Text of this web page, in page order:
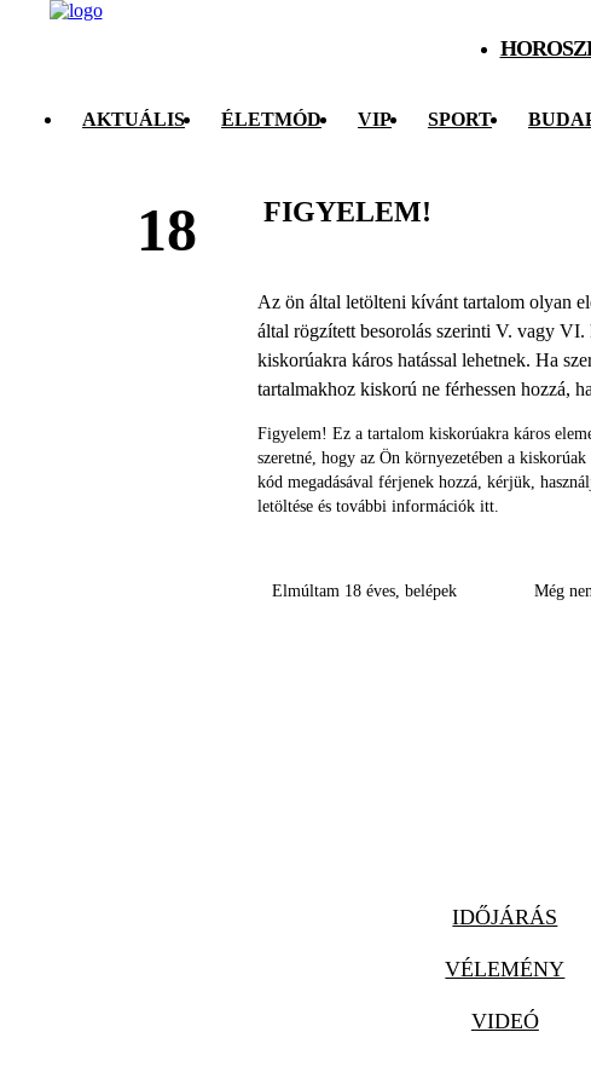
AKTUÁLIS ÉLETMÓD VIP SPORT
18 FIGYELEM!
Az ön által letölteni kívánt tartalom olyan
által rögzített besorolás szerinti V. vagy VI.
kiskorúakra káros hatással lehetnek. Ha
tartalmakhoz kiskorú ne férhessen hozzá,
Figyelem! Ez a tartalom kiskorúakra káros
szeretné, hogy az Ön környezetében a
kód megadásával férjenek hozzá, kérjük,
letöltése és további információk itt.
Elmúltam 18 éves, belépek Még
IDŐJÁRÁS
VÉLEMÉNY
VIDEÓ